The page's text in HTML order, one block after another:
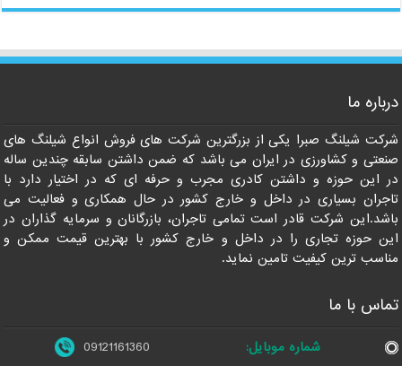
درباره ما
شرکت شیلنگ صبرا یکی از بزرگترین شرکت های فروش انواع شیلنگ های
صنعتی و کشاورزی در ایران می باشد که ضمن داشتن سابقه چندین ساله
در این حوزه و داشتن کادری مجرب و حرفه ای که در اختیار دارد با
تاجران بسیاری در داخل و خارج کشور در حال همکاری و فعالیت می
باشد.این شرکت قادر است تمامی تاجران، بازرگانان و سرمایه گذاران در
این حوزه تجاری را در داخل و خارج کشور با بهترین قیمت ممکن و
مناسب ترین کیفیت تامین نماید.
تماس با ما
شماره موبایل:
09121161360